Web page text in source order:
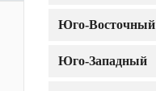
Юго-Восточный
Юго-Западный